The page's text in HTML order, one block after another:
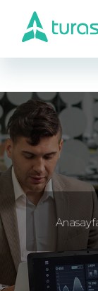
kişi faydalı